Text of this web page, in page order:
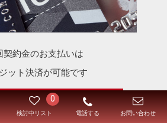
契約金のお支払いは
ット決済が可能です
ご契約いただいたお客様限定
金払いが主流ですが、当社ではクレジ
0
検討中リスト 電話する お問い合わせ